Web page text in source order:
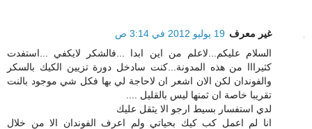
غير معرف 19 يوليو 2012 في 3:14 ص
السلام عليكم...لاعلم من اين ابدا ...فالشكر لايكفي ...استفدت
كثيرااا من هذه المدونة...كنت سادخل دورة تزيين الكيك بالسكر
والفوندان لكن الان اشعر ان لاحاجة لي بها فكل شي موجود بالنت
تقريبا خاصة ان ثمنها ليس بالقليل ....
لدي استفسار بسيط ارجو الا يثقل عليك
انا لم اعمل كب كيك بحياتي ولم اعرف الفوندان الا من خلال